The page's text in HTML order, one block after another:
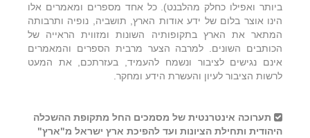
ביותר ואפילו כחלק מהלבנט). כל אחד מספרים ומאמרים אלו
הינו אוצר בלום של ידע אודות הארץ, תושביה, נופיה ותרבותה
המתאר את הארץ בתקופותיה השונות ומזווית הראייה של
הכותבים השונים. למרבה הצער מרבית הספרים והמאמרים
אינם נגישים לציבור ונשמח להעמיד, בעזרתכם, את המעט
לרשות הציבור לעיון והעשרת הידע ומחקר.
תערוכה אינטרנטית של מסמכים החל מתקופת ההשכלה
היהודית ותחילת הציונות ועד להפיכת ארץ ישראל מ"ארץ"